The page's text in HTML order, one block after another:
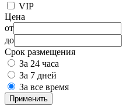
VIP
Цена
от
до
Срок размещения
За 24 часа
За 7 дней
За все время
Применить